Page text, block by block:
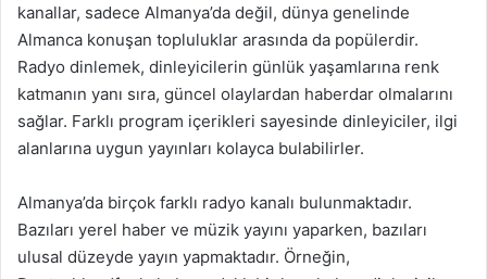
kanallar, sadece Almanya’da değil, dünya genelinde
Almanca konuşan topluluklar arasında da popülerdir.
Radyo dinlemek, dinleyicilerin günlük yaşamlarına renk
katmanın yanı sıra, güncel olaylardan haberdar olmalarını
sağlar. Farklı program içerikleri sayesinde dinleyiciler, ilgi
alanlarına uygun yayınları kolayca bulabilirler.
Almanya’da birçok farklı radyo kanalı bulunmaktadır.
Bazıları yerel haber ve müzik yayını yaparken, bazıları
ulusal düzeyde yayın yapmaktadır. Örneğin,